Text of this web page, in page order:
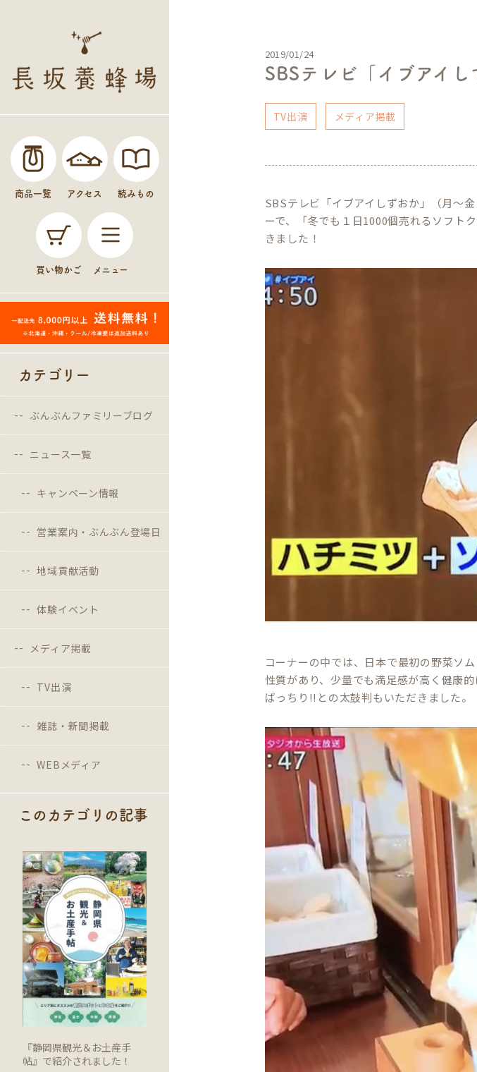
商品一覧 アクセス 読みもの
買い物かご メニュー
カテゴリー
ぶんぶんファミリーブログ
ニュース一覧
キャンペーン情報
営業案内・ぶんぶん登場日
地域貢献活動
体験イベント
メディア掲載
TV出演
雑誌・新聞掲載
WEBメディア
このカテゴリの記事
『静岡県観光＆お土産手
帖』で紹介されました！
2019/01/24
SBSテレビ「イブアイ
TV出演 メディア掲載
SBSテレビ「イブアイしずおか」（月～
ーで、「冬でも１日1000個売れるソフト
きました！
コーナーの中では、日本で最初の野菜ソ
性質があり、少量でも満足感が高く健康
ばっちり!!との太鼓判もいただきました。